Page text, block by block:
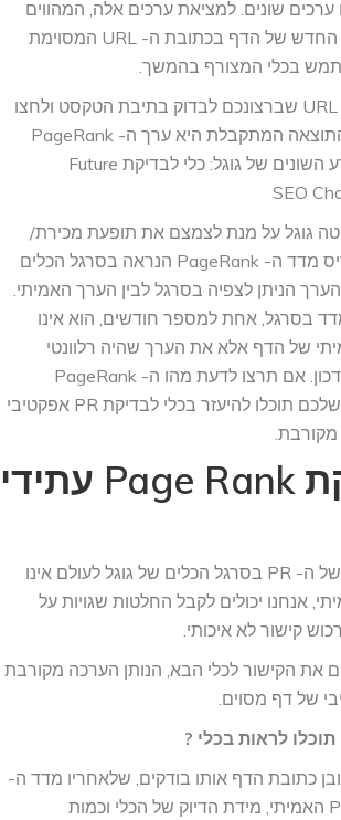
ערכים שונים. למציאת ערכים אלה, המהווים
הצצה ראשונה לדירוג החדש של הדף בכתובת ה- URL המסוימת
בכלי המצורף בהמשך.
הקלידו את כתובת ה- URL שברצונכם לבדוק בתיבת הטקסט ולחצו
על כפתור "Check". התוצאה המתקבלת היא ערך ה- PageRank
לכתובת במרכזי המידע השונים של גוגל: כלי לבדיקת Future
גוגל על מנת לצמצם את תופעת מכירת/
קניית קישורים, על בסיס מדד ה- PageRank הנראה בסרגל הכלים
הניתן לצפיה בסרגל לבין הערך האמיתי.
בסרגל, אחת למספר חודשים, הוא אינו
של הדף אלא את הערך שהיה רלוונטי
לפחות חודש לפני העדכון. אם תרצו לדעת מהו ה- PageRank
האפקטיבי של האתר שלכם תוכלו להיעזר בכלי לבדיקת PR אפקטיבי
כלי לבדיקת Page Rank עתידי
מאחר והערך הנצפה של ה- PR בסרגל הכלים של גוגל לעולם אינו
אנחנו יכולים לקבל החלטות שגויות על
קישור לא איכותי.
את הקישור לכלי הבא, הנותן הערכה מקורבת
לראות בכלי ?
כתובת הדף אותו בודקים, שלאחריו מדד ה-
PR הנצפה, מדד ה-PR האמיתי, מידת הדיוק של הכלי וכמות